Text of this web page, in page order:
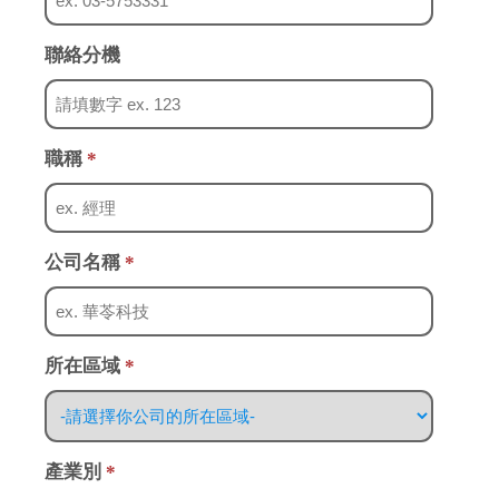
聯絡分機
職稱*
公司名稱*
所在區域*
產業別*